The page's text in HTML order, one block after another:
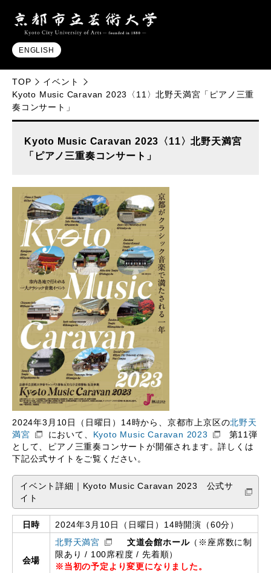
ENGLISH
TOP
イベント
Kyoto Music Caravan 2023〈11〉北野天満宮「ピアノ三重
奏コンサート」
Kyoto Music Caravan 2023〈11〉北野天満宮
「ピアノ三重奏コンサート」
2024年3月10日（日曜日） 14時から、京都市上京区の北野天
満宮
において、 Kyoto Music Caravan 2023
第11弾
として、ピアノ三重奏コンサートが開催されます。詳しくは
下記公式サイトをご覧ください。
イベント詳細｜Kyoto Music Caravan 2023 公式サ
イト
日時 2024年3月10日（日曜日）14時開演（60分）
会場
北野天満宮 文道会館ホール（※座席数に制
限あり / 100席程度 / 先着順）
※当初の予定より変更になりました。